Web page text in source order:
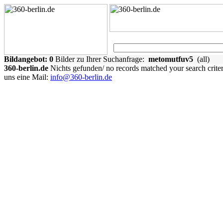
Bildangebot: 0 Bilder zu Ihrer Suchanfrage: metomutfuv5 (all)
360-berlin.de Nichts gefunden/ no records matched your search
uns eine Mail: info@360-berlin.de